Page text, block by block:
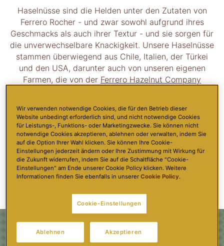
Haselnüsse sind die Helden unter den Zutaten von
Ferrero Rocher - und zwar sowohl aufgrund ihres
Geschmacks als auch ihrer Textur - und sie sorgen für
die unverwechselbare Knackigkeit. Unsere Haselnüsse
stammen überwiegend aus Chile, Italien, der Türkei
und den USA, darunter auch von unseren eigenen
Farmen, die von der Ferrero Hazelnut Company
moderne Haselnussindustrie zu sein, die für alle
Beteiligten einen Mehrwert schafft; in der die Bauern
und ihre Dorfgemeinschaften gut von ihrer Arbeit
leben können, die Rechte von Arbeitern und Kindern
geachtet werden und dem Umweltschutz durch
regenerative landwirtschaftliche Verfahren Rechnung
Wir verwenden notwendige Cookies, die für den Betrieb dieser
Website unbedingt erforderlich sind, und nicht notwendige Cookies
für Leistungs-, Funktions- oder Marketingzwecke. Sie können nicht
notwendige Cookies akzeptieren, ablehnen oder verwalten, indem Sie
auf die Option Ihrer Wahl klicken. Sie können Ihre Cookie-
Einstellungen jederzeit ändern oder Ihre Zustimmung mit Wirkung für
die Zukunft widerrufen, indem Sie auf die Schaltfläche "Cookie-
Einstellungen" am Ende unserer Cookie Policy klicken. Weitere
Informationen finden Sie ebenfalls in unsererCookie Policy.
Cookie-Einstellungen
Ablehnen Akzeptieren